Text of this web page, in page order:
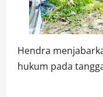
Hendra
hukum pada